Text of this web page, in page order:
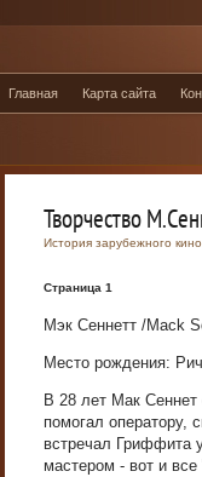
Главная Карта сайта
Творчество
История зарубежного кино
Страница 1
Мэк Сеннетт /Mack
Место рождения:
В 28 лет Мак Сеннет
помогал оператору,
встречал Гриффита
мастером - вот и